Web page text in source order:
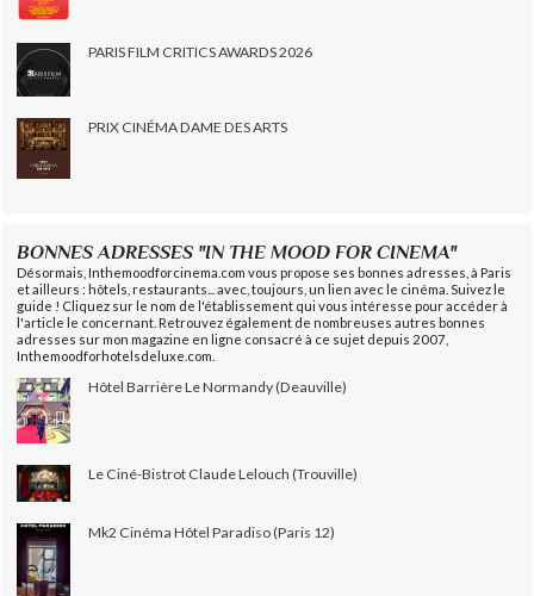
PARIS FILM CRITICS AWARDS 2026
PRIX CINÉMA DAME DES ARTS
BONNES ADRESSES "IN THE MOOD FOR CINEMA"
Désormais, Inthemoodforcinema.com vous propose ses bonnes adresses, à Paris
et ailleurs : hôtels, restaurants... avec, toujours, un lien avec le cinéma. Suivez le
guide ! Cliquez sur le nom de l'établissement qui vous intéresse pour accéder à
l'article le concernant. Retrouvez également de nombreuses autres bonnes
adresses sur mon magazine en ligne consacré à ce sujet depuis 2007,
Inthemoodforhotelsdeluxe.com.
Hôtel Barrière Le Normandy (Deauville)
Le Ciné-Bistrot Claude Lelouch (Trouville)
Mk2 Cinéma Hôtel Paradiso (Paris 12)